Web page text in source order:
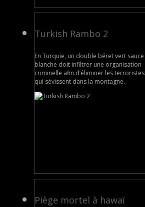
Turkish Rambo 2
En Turquie, un double béret vert sauce
blanche doit infiltrer une organisation
criminelle afin d’éliminer les terroristes
qui sévissent dans la montagne.
Piège mortel à hawaï